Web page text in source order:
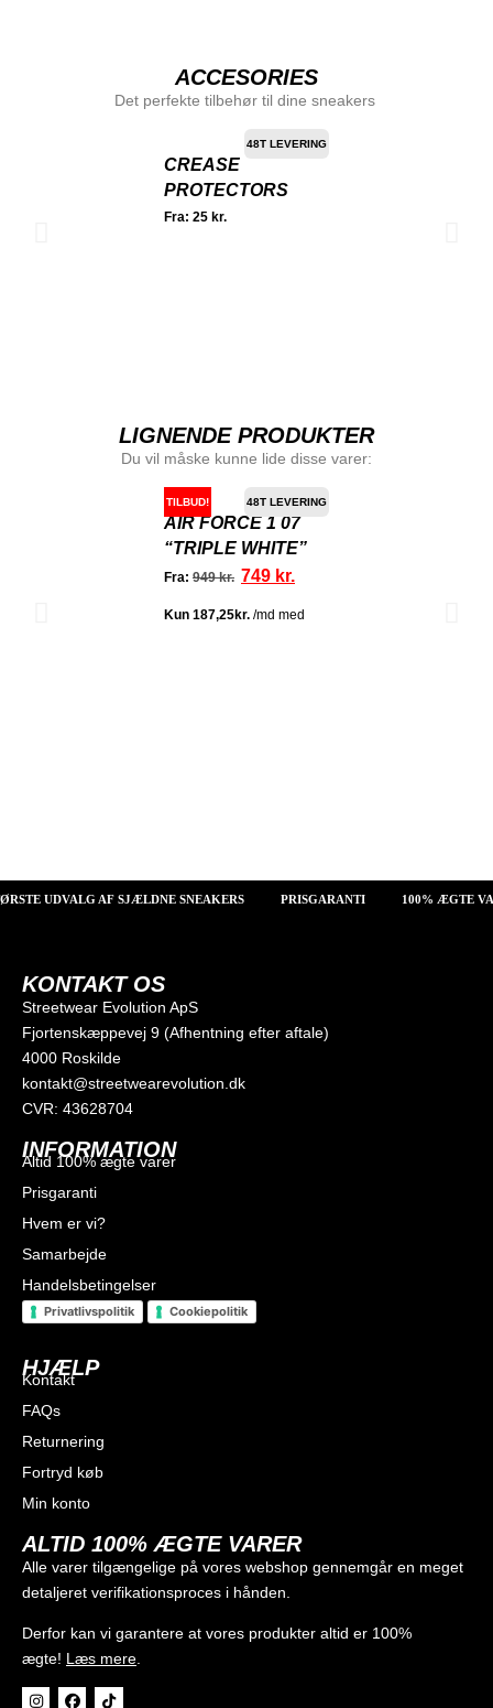
I alt
ACCESORIES
Det perfekte tilbehør til dine sneakers
48T LEVERING
CREASE
PROTECTORS
Fra: 25 kr.
LIGNENDE PRODUKTER
Du vil måske kunne lide disse varer:
TILBUD! 48T LEVERING
AIR FORCE 1 07
“TRIPLE WHITE”
Fra: 949kr. 749 kr.
UDVALG AF SJÆLDNE SNEAKERS PRISGARANTI 100% ÆGTE
KONTAKT OS
Streetwear Evolution ApS
Fjortenskæppevej 9 (Afhentning efter aftale)
4000 Roskilde
kontakt@streetwearevolution.dk
CVR: 43628704
INFORMATION
Altid 100% ægte varer
Prisgaranti
Hvem er vi?
Samarbejde
Handelsbetingelser
Privatlivspolitik Cookiepolitik
HJÆLP
Kontakt
FAQs
Returnering
Fortryd køb
Min konto
ALTID 100% ÆGTE VARER
Alle varer tilgængelige på vores webshop gennemgår en meget
detaljeret verifikationsproces i hånden.
Derfor kan vi garantere at vores produkter altid er 100%
ægte! Læs mere